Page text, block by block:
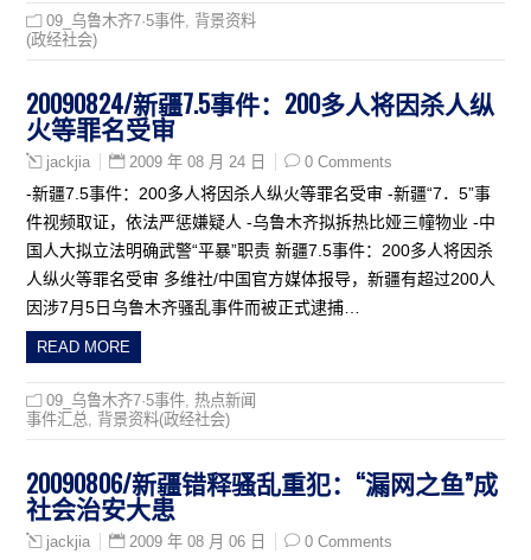
09_乌鲁木齐7·5事件 背景资料
(政经社会)
20090824/新疆7.5事件：200多人将因杀人纵
火等罪名受审
jackjia 2009 年 08 月 24 日 0 Comments
-新疆7.5事件：200多人将因杀人纵火等罪名受审 -新疆“7．5”事
件视频取证，依法严惩嫌疑人 -乌鲁木齐拟拆热比娅三幢物业 -中
国人大拟立法明确武警“平暴”职责 新疆7.5事件：200多人将因杀
人纵火等罪名受审 多维社/中国官方媒体报导，新疆有超过200人
因涉7月5日乌鲁木齐骚乱事件而被正式逮捕…
READ MORE
09_乌鲁木齐7·5事件 ,热点新闻
事件汇总
背景资料(政经社会)
20090806/新疆错释骚乱重犯：“漏网之鱼”成
社会治安大患
jackjia 2009 年 08 月 06 日 0 Comments